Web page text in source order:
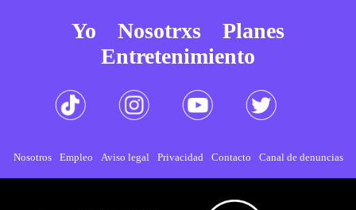
Yo Nosotrxs
Planes
Entretenimiento
Nosotros Empleo Aviso legal Privacidad Contacto Canal de denuncias